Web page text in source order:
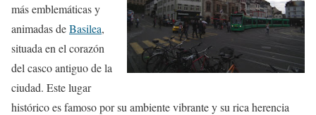
más emblemáticas y
animadas deBasilea,
situada en el corazón
del casco antiguo de la
ciudad. Este lugar
histórico es famoso por su ambiente vibrante y su rica herencia